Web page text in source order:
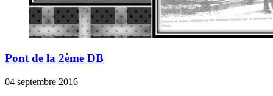
Pont de la 2ème DB
04 septembre 2016